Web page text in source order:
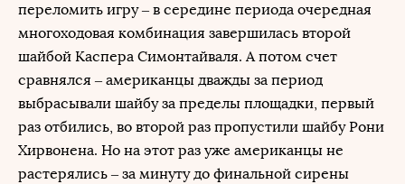
переломить игру – в середине периода очередная
многоходовая комбинация завершилась второй
шайбой Каспера Симонтайваля. А потом счет
сравнялся – американцы дважды за период
выбрасывали шайбу за пределы площадки, первый
раз отбились, во второй раз пропустили шайбу Рони
Хирвонена. Но на этот раз уже американцы не
растерялись – за минуту до финальной сирены